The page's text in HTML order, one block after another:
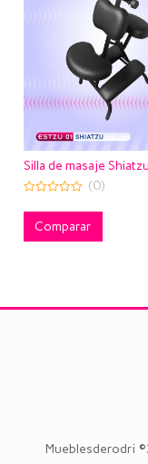
Silla de masaje Shiatzu
out
(0)
Comparar
Mueblesderodri